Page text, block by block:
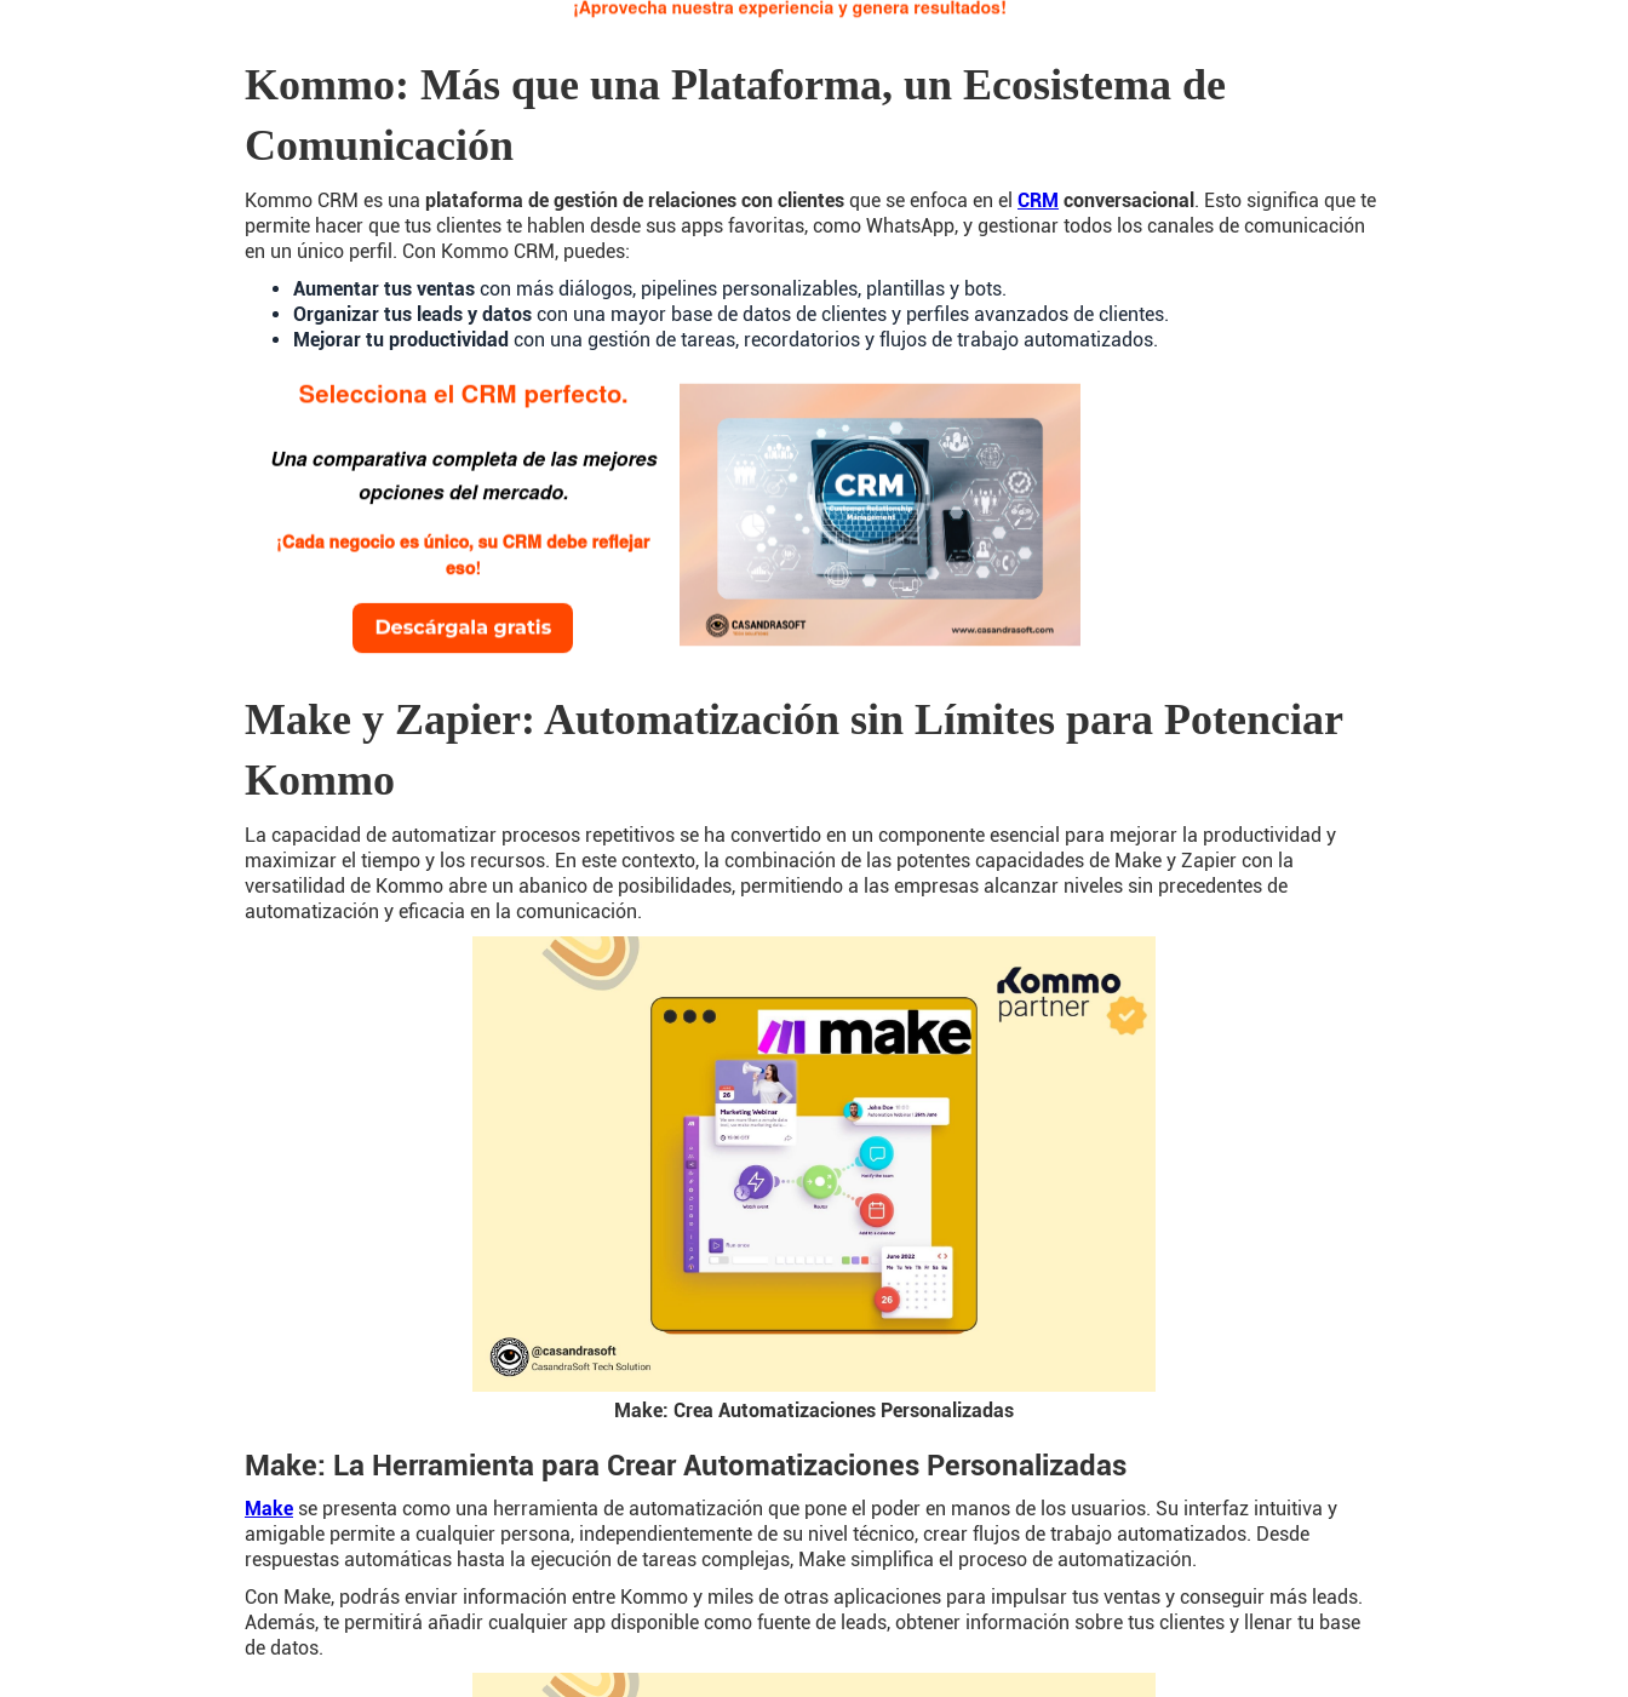
Kommo: Más que una Plataforma, un Ecosistema de
Comunicación
Kommo CRM es una plataforma de gestión de relaciones con clientes que se enfoca en el CRM conversacional . Esto significa que te
permite hacer que tus clientes te hablen desde sus apps favoritas, como WhatsApp, y gestionar todos los canales de comunicación
en un único perfil. Con Kommo CRM, puedes:
Aumentar tus ventas con más diálogos, pipelines personalizables, plantillas y bots.
Organizar tus leads y datos con una mayor base de datos de clientes y perfiles avanzados de clientes.
Mejorar tu productividad con una gestión de tareas, recordatorios y flujos de trabajo automatizados.
Make y Zapier: Automatización sin Límites para Potenciar
Kommo
La capacidad de automatizar procesos repetitivos se ha convertido en un componente esencial para mejorar la productividad y
maximizar el tiempo y los recursos. En este contexto, la combinación de las potentes capacidades de Make y Zapier con la
versatilidad de Kommo abre un abanico de posibilidades, permitiendo a las empresas alcanzar niveles sin precedentes de
automatización y eficacia en la comunicación.
Make: Crea Automatizaciones Personalizadas
Make: La Herramienta para Crear Automatizaciones Personalizadas
Make se presenta como una herramienta de automatización que pone el poder en manos de los usuarios. Su interfaz intuitiva y
amigable permite a cualquier persona, independientemente de su nivel técnico, crear flujos de trabajo automatizados. Desde
respuestas automáticas hasta la ejecución de tareas complejas, Make simplifica el proceso de automatización.
Con Make, podrás enviar información entre Kommo y miles de otras aplicaciones para impulsar tus ventas y conseguir más leads.
Además, te permitirá añadir cualquier app disponible como fuente de leads, obtener información sobre tus clientes y llenar tu base
de datos.